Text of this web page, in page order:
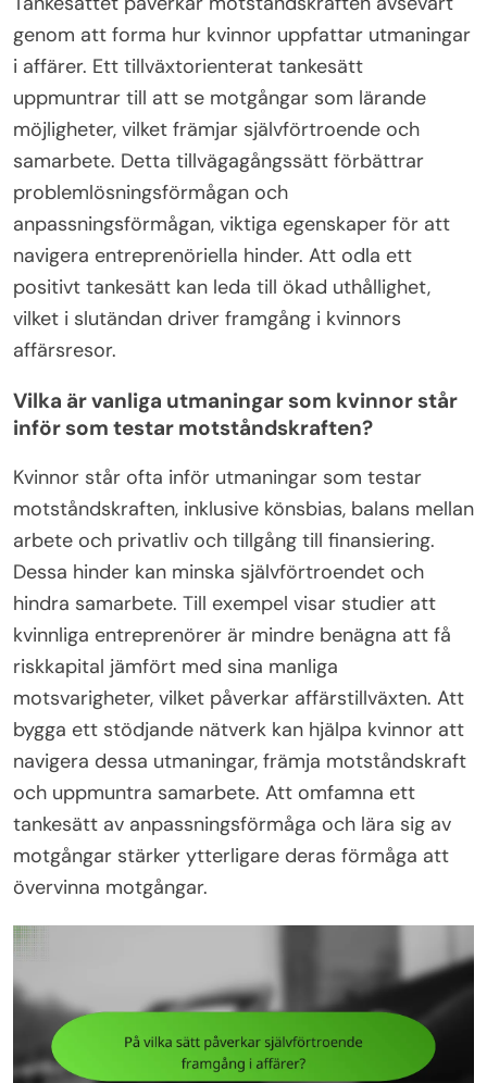
genom att forma hur kvinnor uppfattar utmaningar
i affärer. Ett tillväxtorienterat tankesätt
uppmuntrar till att se motgångar som lärande
möjligheter, vilket främjar självförtroende och
samarbete. Detta tillvägagångssätt förbättrar
problemlösningsförmågan och
anpassningsförmågan, viktiga egenskaper för att
navigera entreprenöriella hinder. Att odla ett
positivt tankesätt kan leda till ökad uthållighet,
vilket i slutändan driver framgång i kvinnors
affärsresor.
Vilka är vanliga utmaningar som kvinnor står
inför som testar motståndskraften?
Kvinnor står ofta inför utmaningar som testar
motståndskraften, inklusive könsbias, balans mellan
arbete och privatliv och tillgång till finansiering.
Dessa hinder kan minska självförtroendet och
hindra samarbete. Till exempel visar studier att
kvinnliga entreprenörer är mindre benägna att få
riskkapital jämfört med sina manliga
motsvarigheter, vilket påverkar affärstillväxten. Att
bygga ett stödjande nätverk kan hjälpa kvinnor att
navigera dessa utmaningar, främja motståndskraft
och uppmuntra samarbete. Att omfamna ett
tankesätt av anpassningsförmåga och lära sig av
motgångar stärker ytterligare deras förmåga att
övervinna motgångar.